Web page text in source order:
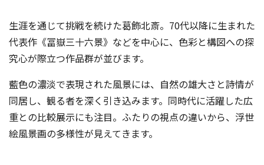
生涯を通じて挑戦を続けた葛飾北斎。70代以降に生まれた
代表作《冨嶽三十六景》などを中心に、色彩と構図への探
究心が際立つ作品群が並びます。
藍色の濃淡で表現された風景には、自然の雄大さと詩情が
同居し、観る者を深く引き込みます。同時代に活躍した広
重との比較展示にも注目。ふたりの視点の違いから、浮世
絵風景画の多様性が見えてきます。